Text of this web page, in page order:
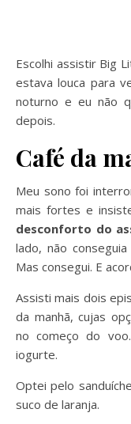
Escolhi assistir Big
estava louca para
noturno e eu não
depois.
Café da
Meu sono foi
mais fortes e
desconforto do
lado, não
Mas consegui. E
Assisti mais dois
da manhã, cujas
no começo do
iogurte.
Optei pelo
suco de laranja.